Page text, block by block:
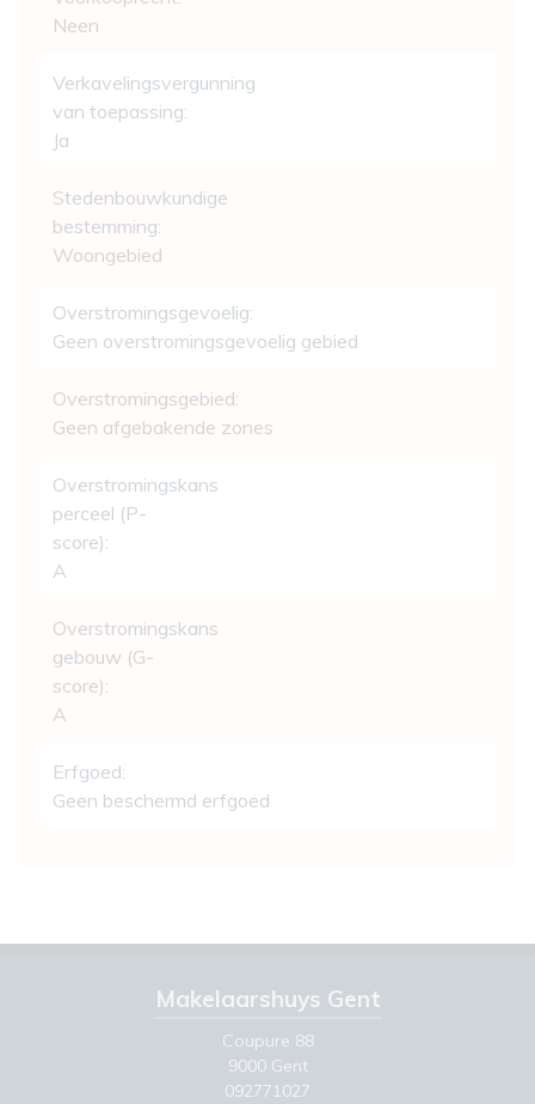
Neen
Verkavelingsvergunning
van toepassing:
Ja
Stedenbouwkundige
bestemming:
Woongebied
Overstromingsgevoelig:
Geen overstromingsgevoelig gebied
Overstromingsgebied:
Geen afgebakende zones
Overstromingskans
perceel (P-
score):
A
Overstromingskans
gebouw (G-
score):
A
Erfgoed:
Geen beschermd erfgoed
Makelaarshuys Gent
Coupure 88
9000 Gent
092771027